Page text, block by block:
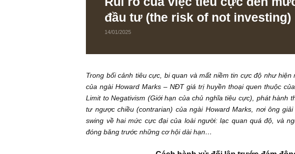
CONTRARIAN VIEW
Rủi ro của việc tiêu cực
đầu tư (the risk of not
Trong bối cảnh tiêu cực, bi quan và mất niềm tin cực độ
của ngài Howard Marks – NĐT giá trị huyền thoại
Limit to Negativism (Giới hạn của chủ nghĩa tiêu cực),